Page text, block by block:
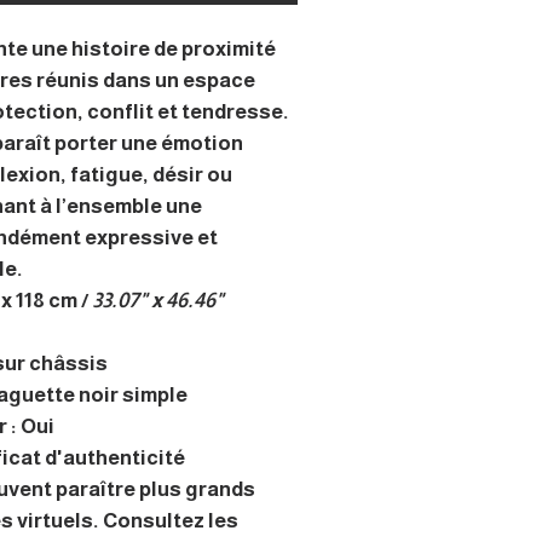
une histoire de proximité
réunis dans un espace
conflit et tendresse.
porter une émotion
fatigue, désir ou
à l’ensemble une
expressive et
118 cm /33.07" x 46.46"
châssis
noir simple
: Oui
d'authenticité
paraître plus grands
virtuels. Consultez les